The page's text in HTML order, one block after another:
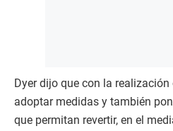
Dyer dijo que con la
adoptar medidas y también
que permitan revertir, en el